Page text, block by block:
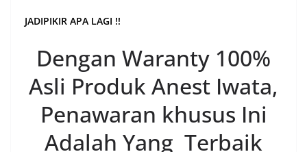
JADIPIKIR APA LAGI !!
Dengan Waranty 100%
Asli Produk Anest Iwata,
Penawaran khusus Ini
Adalah Yang Terbaik